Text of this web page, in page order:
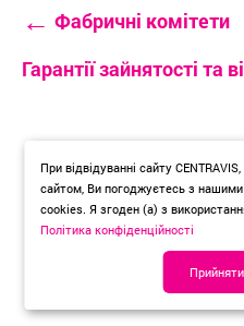
← Фабричні комітети
Гарантії зайнятості та
При відвідуванні сайту
сайтом, Ви погоджуєтесь з
cookies. Я згоден (а) з
Політика конфіденційності